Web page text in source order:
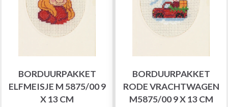
BORDUURPAKKET
ELFMEISJE M 5875/00 9
X 13 CM
BORDUURPAKKET
RODE VRACHTWAGEN
M5875/00 9 X 13 CM